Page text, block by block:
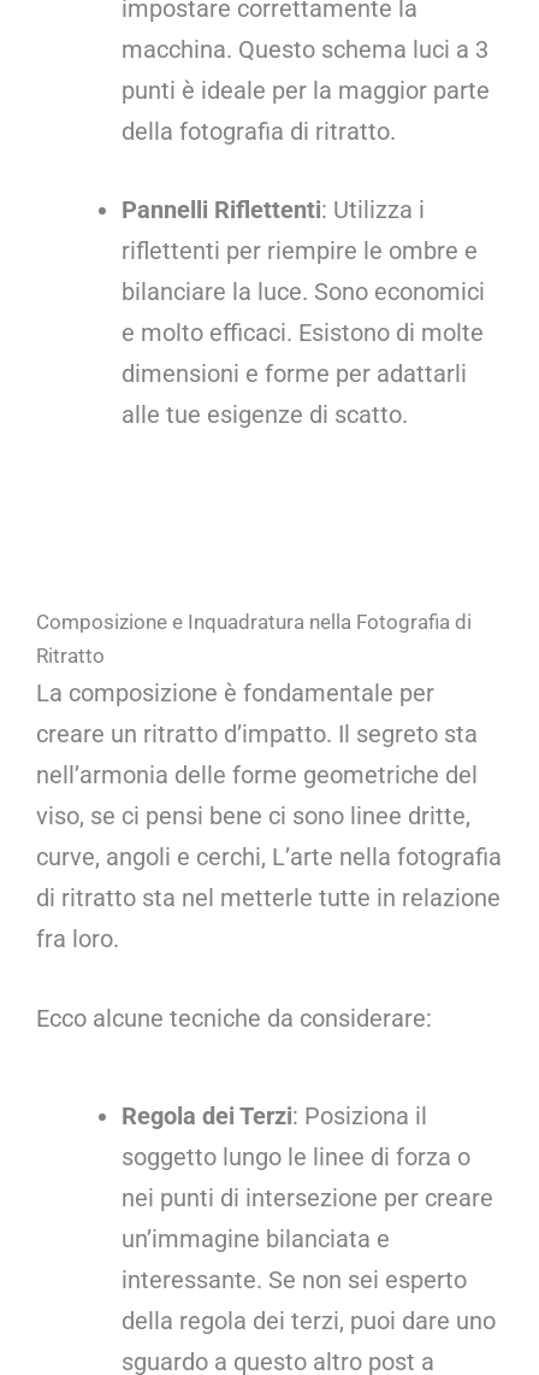
impostare correttamente la
macchina. Questo schema luci a 3
punti è ideale per la maggior parte
della fotografia di ritratto.
Pannelli Riflettenti: Utilizza i
riflettenti per riempire le ombre e
bilanciare la luce. Sono economici
e molto efficaci. Esistono di molte
dimensioni e forme per adattarli
alle tue esigenze di scatto.
Composizione e Inquadratura nella Fotografia di
Ritratto
La composizione è fondamentale per
creare un ritratto d’impatto. Il segreto sta
nell’armonia delle forme geometriche del
viso, se ci pensi bene ci sono linee dritte,
curve, angoli e cerchi, L’arte nella fotografia
di ritratto sta nel metterle tutte in relazione
fra loro.
Ecco alcune tecniche da considerare:
Regola dei Terzi: Posiziona il
soggetto lungo le linee di forza o
nei punti di intersezione per creare
un’immagine bilanciata e
interessante. Se non sei esperto
della regola dei terzi, puoi dare uno
sguardo a questo altro post a